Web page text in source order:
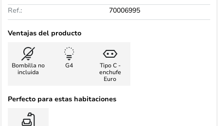
Ref.:
70006995
Ventajas del producto
Bombilla no
incluida
G4
Tipo C -
enchufe
Euro
Perfecto para estas habitaciones